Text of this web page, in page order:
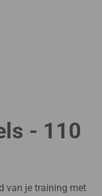
- 110
van je training met